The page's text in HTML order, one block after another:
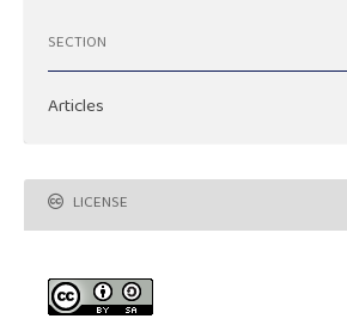
SECTION
Articles
LICENSE